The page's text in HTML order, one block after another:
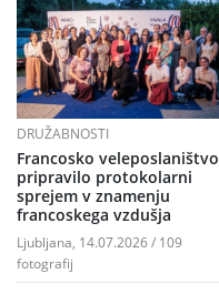
DRUŽABNOSTI
Francosko veleposlaništvo
pripravilo protokolarni
sprejem v znamenju
francoskega vzdušja
Ljubljana, 14.07.2026 / 109
fotografij